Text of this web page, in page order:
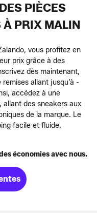
PIÈCES
À PRIX MALIN
vous profitez en
prix grâce à des
dès maintenant,
allant jusqu’à -
accédez à une
allant des sneakers aux
de la marque. Le
facile et fluide,
économies avec nous.